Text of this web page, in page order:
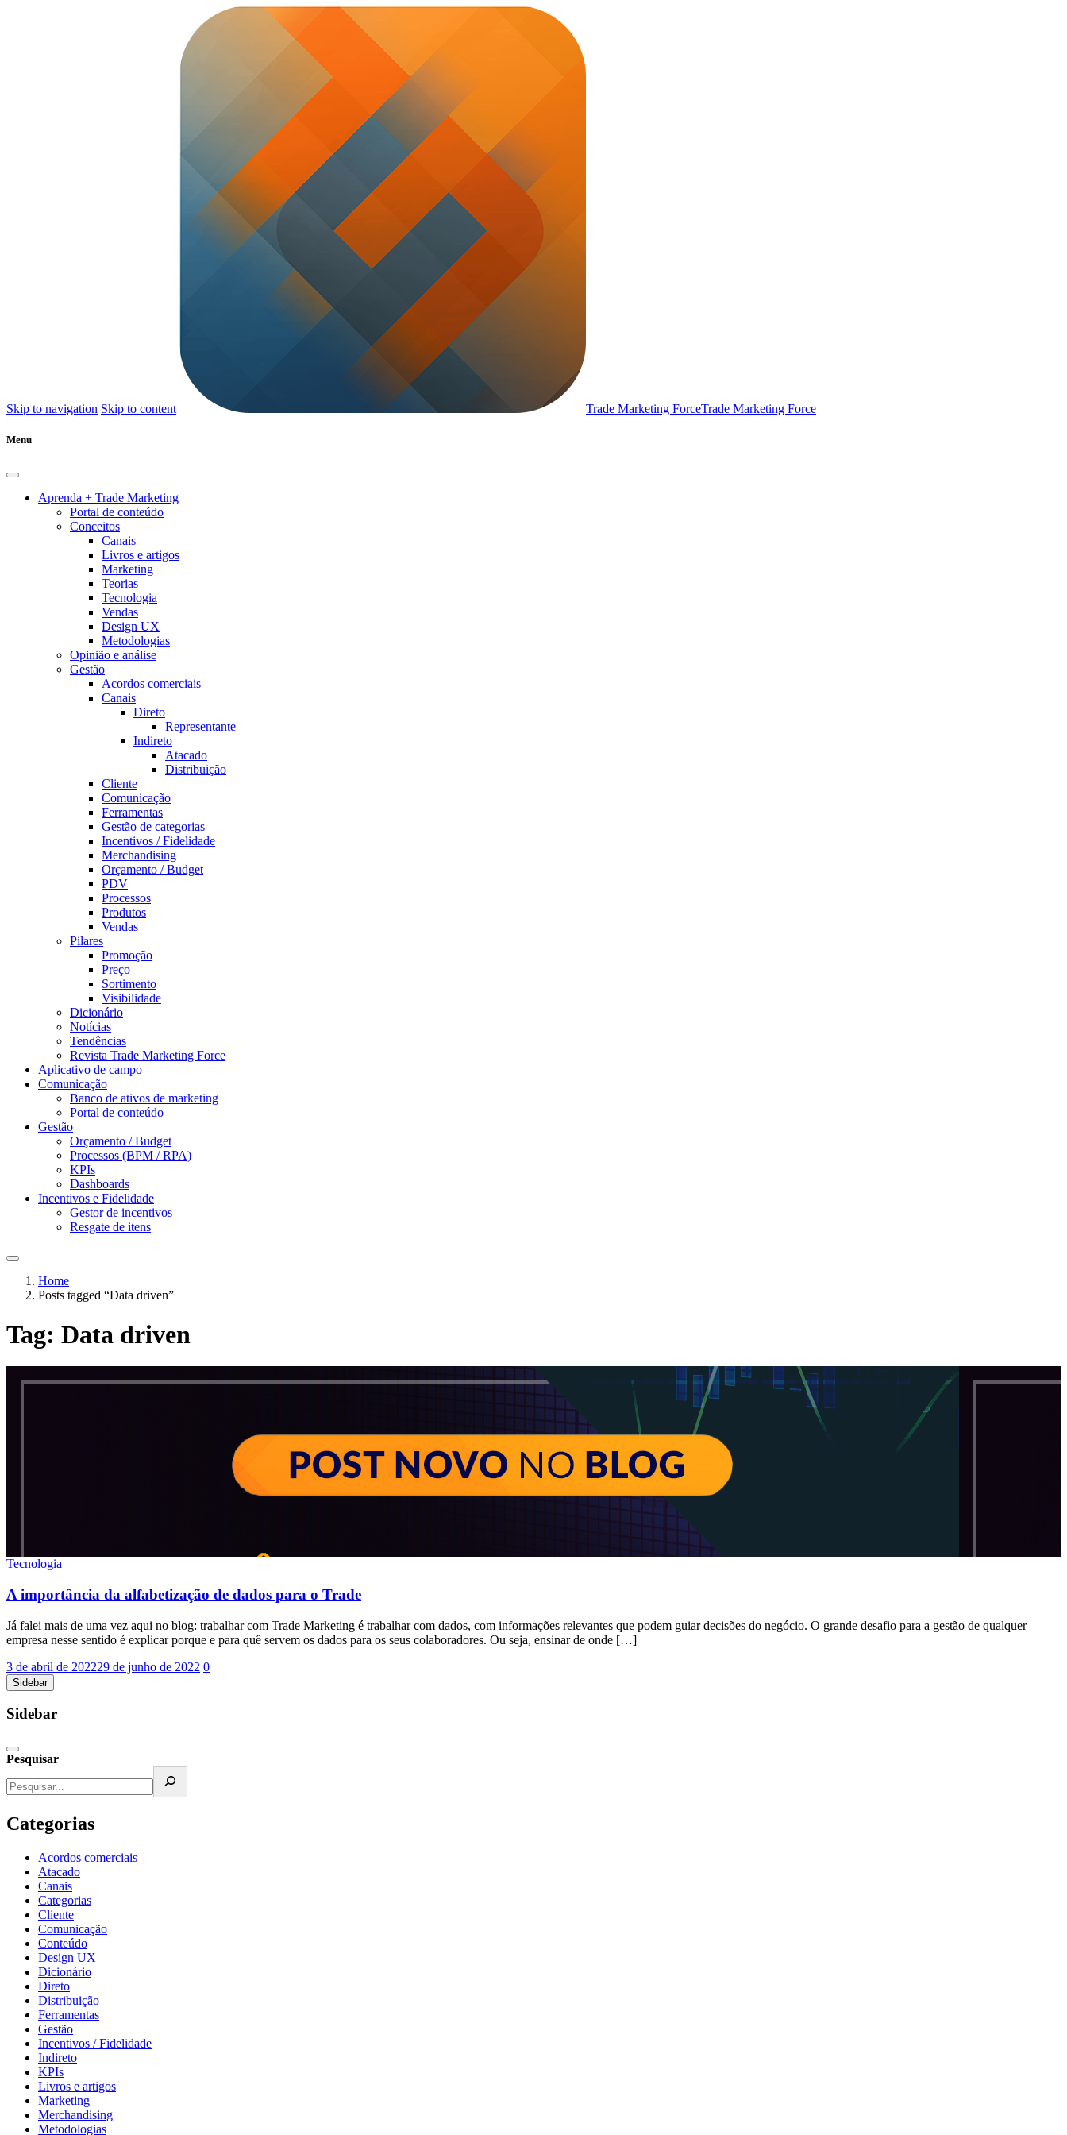
Skip to navigation Skip to content Trade Marketing ForceTrade Marketing Force
Menu
Aprenda + Trade Marketing
Portal de conteúdo
Conceitos
Canais
Livros e artigos
Marketing
Teorias
Tecnologia
Vendas
Design UX
Metodologias
Opinião e análise
Gestão
Acordos comerciais
Canais
Direto
Representante
Indireto
Atacado
Distribuição
Cliente
Comunicação
Ferramentas
Gestão de categorias
Incentivos / Fidelidade
Merchandising
Orçamento / Budget
PDV
Processos
Produtos
Vendas
Pilares
Promoção
Preço
Sortimento
Visibilidade
Dicionário
Notícias
Tendências
Revista Trade Marketing Force
Aplicativo de campo
Comunicação
Banco de ativos de marketing
Portal de conteúdo
Gestão
Orçamento / Budget
Processos (BPM / RPA)
KPIs
Dashboards
Incentivos e Fidelidade
Gestor de incentivos
Resgate de itens
Home
Posts tagged “Data driven”
Tag: Data driven
Tecnologia
A importância da alfabetização de dados para o Trade
Já falei mais de uma vez aqui no blog: trabalhar com Trade Marketing é trabalhar com dados, com informações relevantes que podem guiar decisões do negócio. O grande desafio para a gestão de qualquer
empresa nesse sentido é explicar porque e para quê servem os dados para os seus colaboradores. Ou seja, ensinar de onde […]
3 de abril de 202229 de junho de 2022 0
Sidebar
Sidebar
Pesquisar
Categorias
Acordos comerciais
Atacado
Canais
Categorias
Cliente
Comunicação
Conteúdo
Design UX
Dicionário
Direto
Distribuição
Ferramentas
Gestão
Incentivos / Fidelidade
Indireto
KPIs
Livros e artigos
Marketing
Merchandising
Metodologias